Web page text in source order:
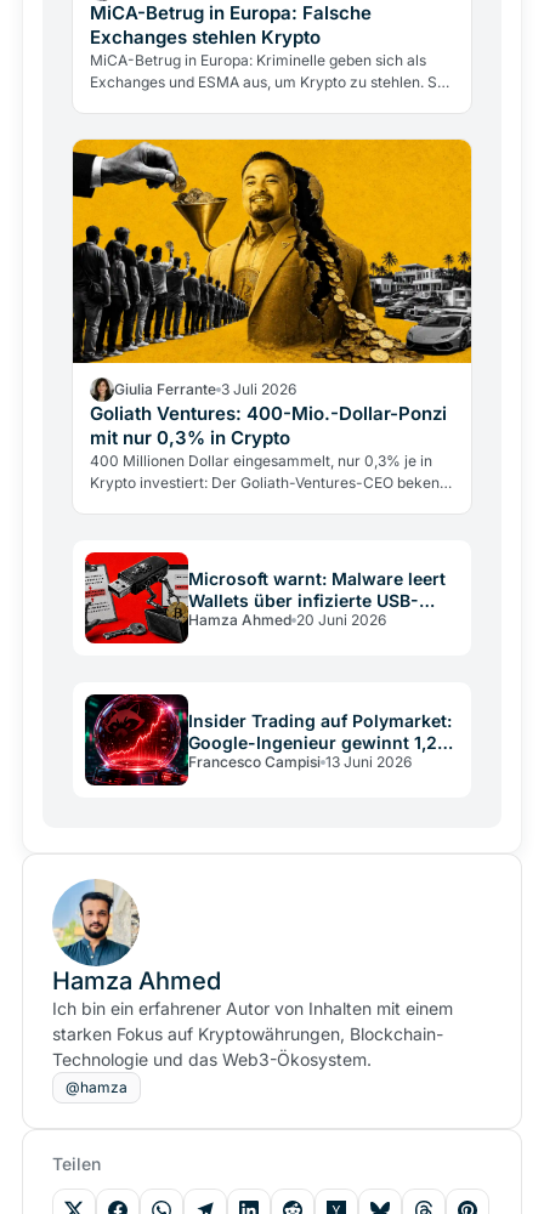
MiCA-Betrug in Europa: Falsche
Exchanges stehlen Krypto
MiCA-Betrug in Europa: Kriminelle geben sich als
Exchanges und ESMA aus, um Krypto zu stehlen. So
Giulia Ferrante 3 Juli 2026
Goliath Ventures: 400-Mio.-Dollar-Ponzi
mit nur 0,3% in Crypto
400 Millionen Dollar eingesammelt, nur 0,3% je in
Krypto investiert: Der Goliath-Ventures-CEO bekennt
Microsoft warnt: Malware leert
Wallets über infizierte USB-
Sticks
Hamza Ahmed 20 Juni 2026
Insider Trading auf Polymarket:
Google-Ingenieur gewinnt 1,2
Mio. Dollar
Francesco Campisi 13 Juni 2026
Hamza Ahmed
Ich bin ein erfahrener Autor von Inhalten mit einem
starken Fokus auf Kryptowährungen, Blockchain-
Technologie und das Web3-Ökosystem.
@hamza
Teilen